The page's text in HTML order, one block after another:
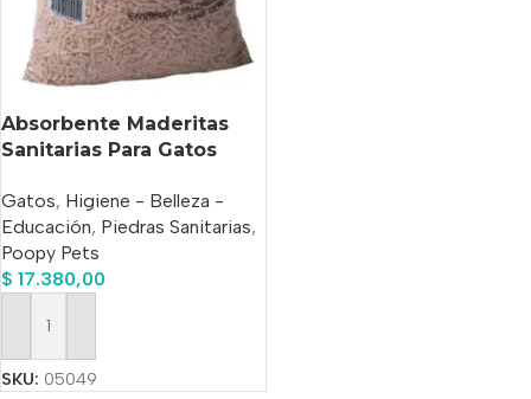
Absorbente Maderitas
Sanitarias Para Gatos
Gatos, Higiene - Belleza -
Educación, Piedras Sanitarias,
Poopy Pets
$ 17.380,00
Añadir Al Carrito
SKU: 05049